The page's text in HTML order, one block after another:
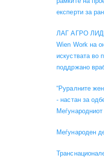
експерти за
ЛАГ АГРО
Wien Work на
искуствата во
поддржано
“Руралните
- настан за
Меѓународен